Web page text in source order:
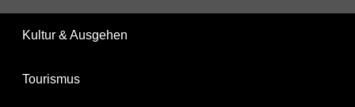
Kultur & Ausgehen
Tourismus